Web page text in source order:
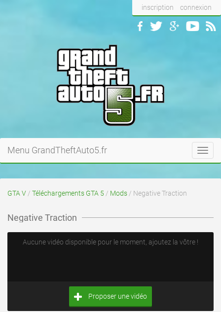
inscription connexion
Menu GrandTheftAuto5.fr
GTA V / Téléchargements GTA 5 / Mods / Negative Traction
Negative Traction
Aucune vidéo disponible pour le moment, ajoutez la vôtre !
Proposer une vidéo